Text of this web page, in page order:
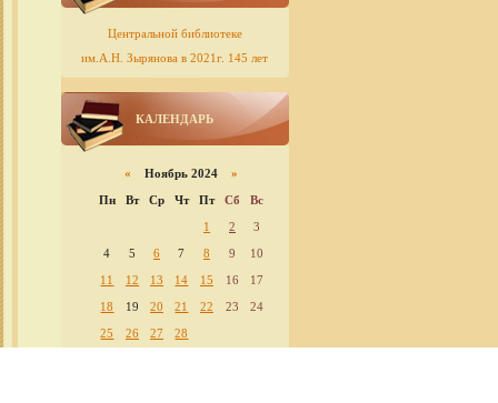
Центральной библиотеке
им.А.Н. Зырянова в 2021г. 145 лет
КАЛЕНДАРЬ
« Ноябрь 2024 »
Пн
Вт Ср Чт Пт Сб
Вс
1
2
3
4
5 6 7 8 9
10
11
12 13 14 15 16
17
18
19 20 21 22 23
24
25
26 27 28